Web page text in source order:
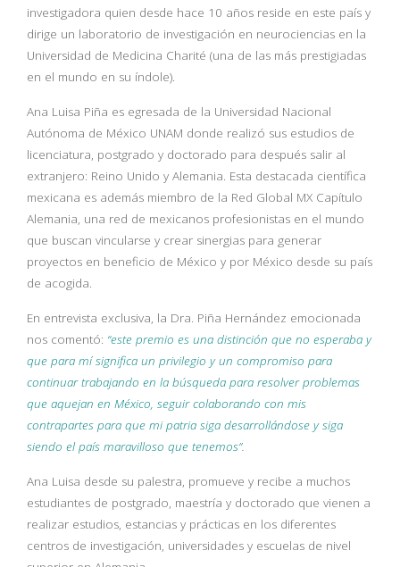
investigadora quien desde hace 10 años reside en este país y
dirige un laboratorio de investigación en neurociencias en la
Universidad de Medicina Charité (una de las más prestigiadas
en el mundo en su índole).
Ana Luisa Piña es egresada de la Universidad Nacional
Autónoma de México UNAM donde realizó sus estudios de
licenciatura, postgrado y doctorado para después salir al
extranjero: Reino Unido y Alemania. Esta destacada científica
mexicana es además miembro de la Red Global MX Capítulo
Alemania, una red de mexicanos profesionistas en el mundo
que buscan vincularse y crear sinergias para generar
proyectos en beneficio de México y por México desde su país
de acogida.
En entrevista exclusiva, la Dra. Piña Hernández emocionada
nos comentó: “este premio es una distinción que no esperaba y
que para mí significa un privilegio y un compromiso para
continuar trabajando en la búsqueda para resolver problemas
que aquejan en México, seguir colaborando con mis
contrapartes para que mi patria siga desarrollándose y siga
siendo el país maravilloso que tenemos”.
Ana Luisa desde su palestra, promueve y recibe a muchos
estudiantes de postgrado, maestría y doctorado que vienen a
realizar estudios, estancias y prácticas en los diferentes
centros de investigación, universidades y escuelas de nivel